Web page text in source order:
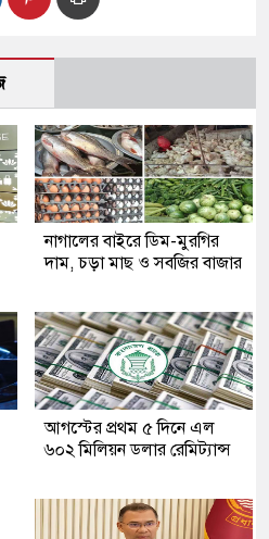
নাগালের বাইরে ডিম-মুরগির
দাম, চড়া মাছ ও সবজির বাজার
আগস্টের প্রথম ৫ দিনে এল
৬০২ মিলিয়ন ডলার রেমিট্যান্স